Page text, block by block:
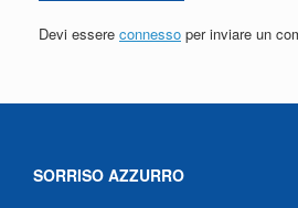
Devi essere connesso per inviare un
SORRISO AZZURRO